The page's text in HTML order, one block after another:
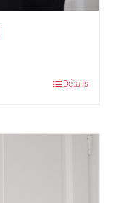
Détails